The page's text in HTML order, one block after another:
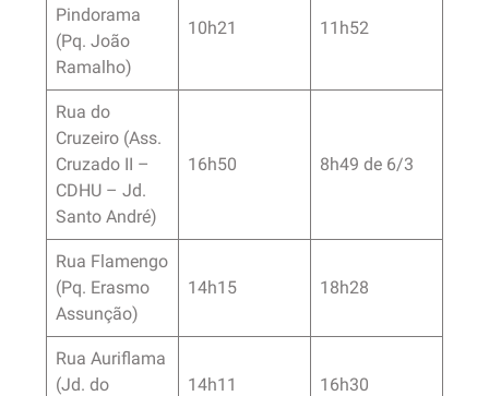
Pindorama
(Pq. João
Ramalho)
10h21 11h52
Rua do
Cruzeiro (Ass.
Cruzado II –
CDHU – Jd.
Santo André)
16h50 8h49 de 6/3
Rua Flamengo
(Pq. Erasmo
Assunção)
14h15 18h28
Rua Auriflama
(Jd. do
14h11 16h30